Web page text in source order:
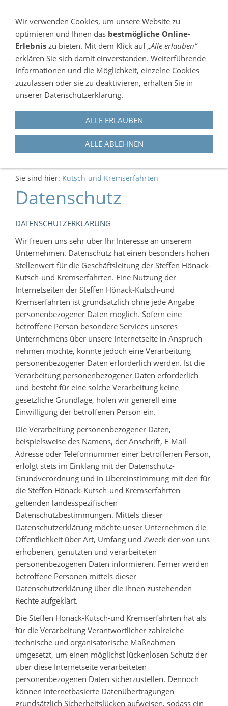
035240-72515
ALTE POSTSTRASSE 48, 01561 THIENDORF-OT T
AUSCHA
Sie sind hier: Kutsch-und Kremserfahrten
Datenschutz
DATENSCHUTZERKLÄRUNG
Wir freuen uns sehr über Ihr Interesse an unserem
Unternehmen. Datenschutz hat einen besonders hohen
Stellenwert für die Geschäftsleitung der Steffen Hönack-
Kutsch-und Kremserfahrten. Eine Nutzung der
Internetseiten der Steffen Hönack-Kutsch-und
Kremserfahrten ist grundsätzlich ohne jede Angabe
personenbezogener Daten möglich. Sofern eine
betroffene Person besondere Services unseres
Unternehmens über unsere Internetseite in Anspruch
nehmen möchte, könnte jedoch eine Verarbeitung
personenbezogener Daten erforderlich werden. Ist die
Verarbeitung personenbezogener Daten erforderlich
und besteht für eine solche Verarbeitung keine
gesetzliche Grundlage, holen wir generell eine
Einwilligung der betroffenen Person ein.
Die Verarbeitung personenbezogener Daten,
beispielsweise des Namens, der Anschrift, E-Mail-
Adresse oder Telefonnummer einer betroffenen Person,
erfolgt stets im Einklang mit der Datenschutz-
Grundverordnung und in Übereinstimmung mit den für
die Steffen Hönack-Kutsch-und Kremserfahrten
geltenden landesspezifischen
Datenschutzbestimmungen. Mittels dieser
Datenschutzerklärung möchte unser Unternehmen die
Öffentlichkeit über Art, Umfang und Zweck der von uns
erhobenen, genutzten und verarbeiteten
personenbezogenen Daten informieren. Ferner werden
betroffene Personen mittels dieser
Datenschutzerklärung über die ihnen zustehenden
Rechte aufgeklärt.
Die Steffen Hönack-Kutsch-und Kremserfahrten hat als
für die Verarbeitung Verantwortlicher zahlreiche
technische und organisatorische Maßnahmen
umgesetzt, um einen möglichst lückenlosen Schutz der
über diese Internetseite verarbeiteten
personenbezogenen Daten sicherzustellen. Dennoch
können Internetbasierte Datenübertragungen
grundsätzlich Sicherheitslücken aufweisen, sodass ein
Wir verwenden Cookies, um unsere Website zu
optimieren und Ihnen das bestmögliche Online-
Erlebnis zu bieten. Mit dem Klick auf„Alle erlauben“
erklären Sie sich damit einverstanden. Weiterführende
Informationen und die Möglichkeit, einzelne Cookies
zuzulassen oder sie zu deaktivieren, erhalten Sie in
unserer Datenschutzerklärung.
ALLE ERLAUBEN
ALLE ABLEHNEN